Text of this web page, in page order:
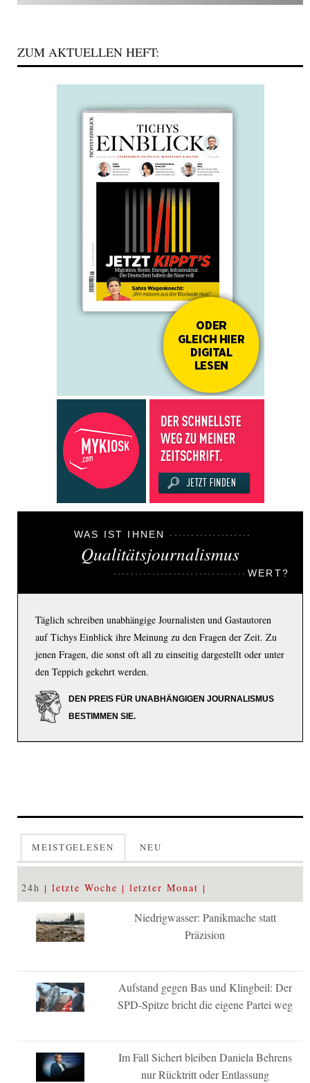
ZUM AKTUELLEN HEFT:
WAS IST IHNEN
Qualitätsjournalismus
WERT?
Täglich schreiben unabhängige Journalisten und Gastautoren
auf Tichys Einblick ihre Meinung zu den Fragen der Zeit. Zu
jenen Fragen, die sonst oft all zu einseitig dargestellt oder unter
den Teppich gekehrt werden.
DEN PREIS FÜR UNABHÄNGIGEN JOURNALISMUS
BESTIMMEN SIE.
MEISTGELESEN NEU
24h letzte Woche letzter Monat
Niedrigwasser: Panikmache statt
Präzision
Aufstand gegen Bas und Klingbeil: Der
SPD-Spitze bricht die eigene Partei weg
Im Fall Sichert bleiben Daniela Behrens
nur Rücktritt oder Entlassung